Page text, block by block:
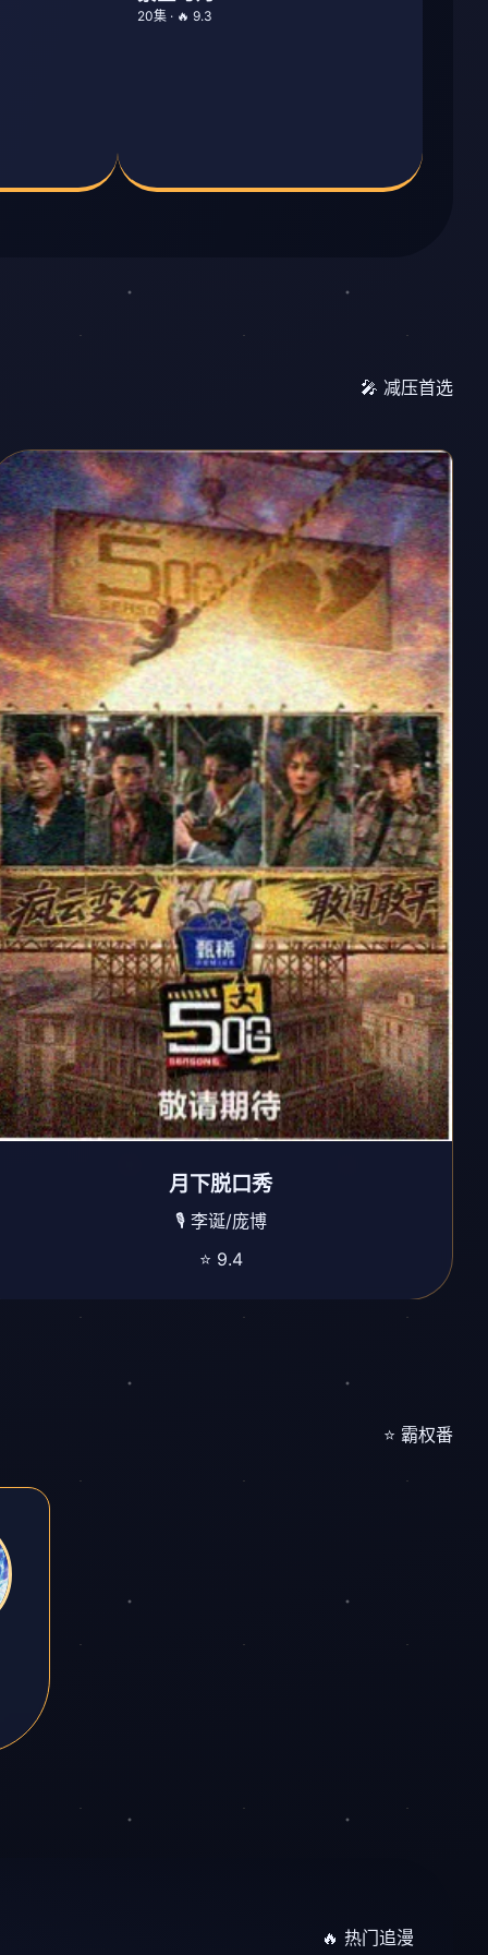
20集 · 🔥 9.3
🎤 减压首选
月下脱口秀
🎙️ 李诞/庞博
⭐ 9.4
⭐ 霸权番
🔥 热门追漫